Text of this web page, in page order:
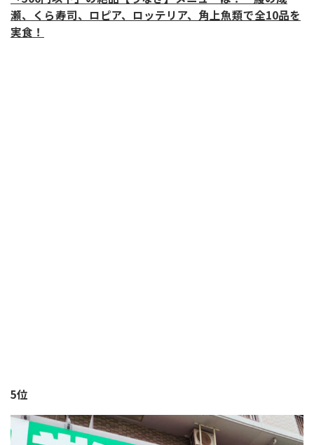
瀬、くら寿司、ロピア、ロッテリア、角上魚類で全10品を
実食！
5位